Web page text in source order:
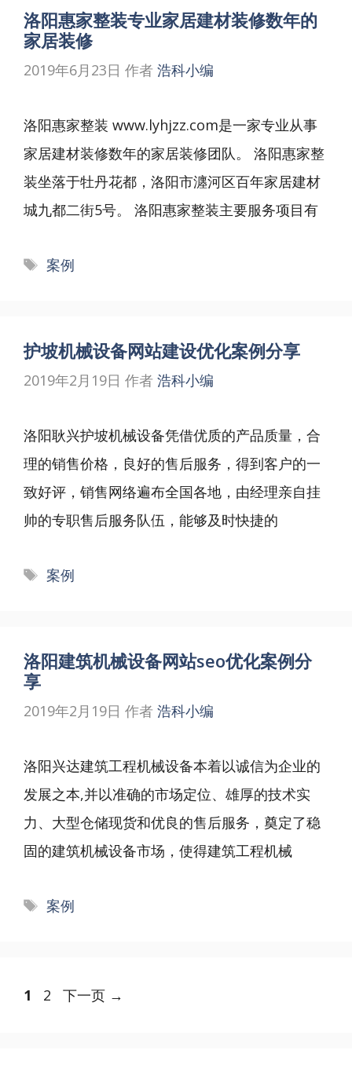
洛阳惠家整装专业家居建材装修数年的
家居装修
2019年6月23日 作者 浩科小编
洛阳惠家整装 www.lyhjzz.com是一家专业从事
家居建材装修数年的家居装修团队。 洛阳惠家整
装坐落于牡丹花都，洛阳市瀍河区百年家居建材
城九都二街5号。 洛阳惠家整装主要服务项目有
标
案例
护坡机械设备网站建设优化案例分享
2019年2月19日 作者 浩科小编
洛阳耿兴护坡机械设备凭借优质的产品质量，合
理的销售价格，良好的售后服务，得到客户的一
致好评，销售网络遍布全国各地，由经理亲自挂
帅的专职售后服务队伍，能够及时快捷的
标
案例
洛阳建筑机械设备网站seo优化案例分
享
2019年2月19日 作者 浩科小编
洛阳兴达建筑工程机械设备本着以诚信为企业的
发展之本,并以准确的市场定位、雄厚的技术实
力、大型仓储现货和优良的售后服务，奠定了稳
固的建筑机械设备市场，使得建筑工程机械
标
案例
文
页
1
页
2 下一页 →